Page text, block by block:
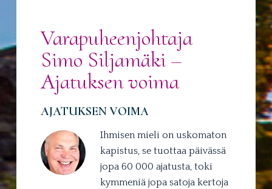
Varapuheenjohtaja
Simo Siljamäki –
Ajatuksen voima
AJATUKSEN VOIMA
Ihmisen mieli on uskomaton
kapistus, se tuottaa päivässä
jopa 60 000 ajatusta, toki
kymmeniä jopa satoja kertoja